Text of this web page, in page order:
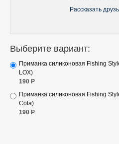
Рассказать
Выберите вариант:
Приманка силиконовая Fishing
LOX)
190 Р
Приманка силиконовая Fishing
Cola)
190 Р